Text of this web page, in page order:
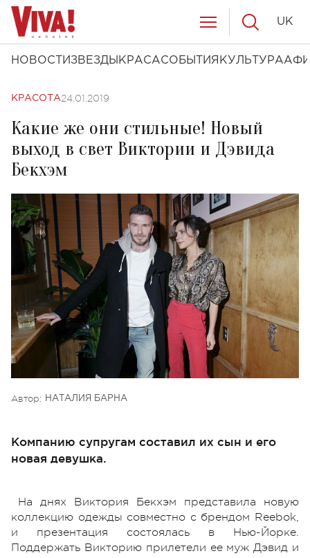
НОВОСТИ ЗВЕЗДЫ КРАСАСОБЫТИЯ КУЛЬТУРА
UK
КРАСОТА24.01.2019
Какие же они стильные! Новый
выход в свет Виктории и Дэвида
Бекхэм
Автор: НАТАЛИЯ БАРНА
Компанию супругам составил их сын и его
новая девушка.
На днях Виктория Бекхэм представила новую
коллекцию одежды совместно с брендом Reebok,
и презентация состоялась в Нью-Йорке.
Поддержать Викторию прилетели ее муж Дэвид и